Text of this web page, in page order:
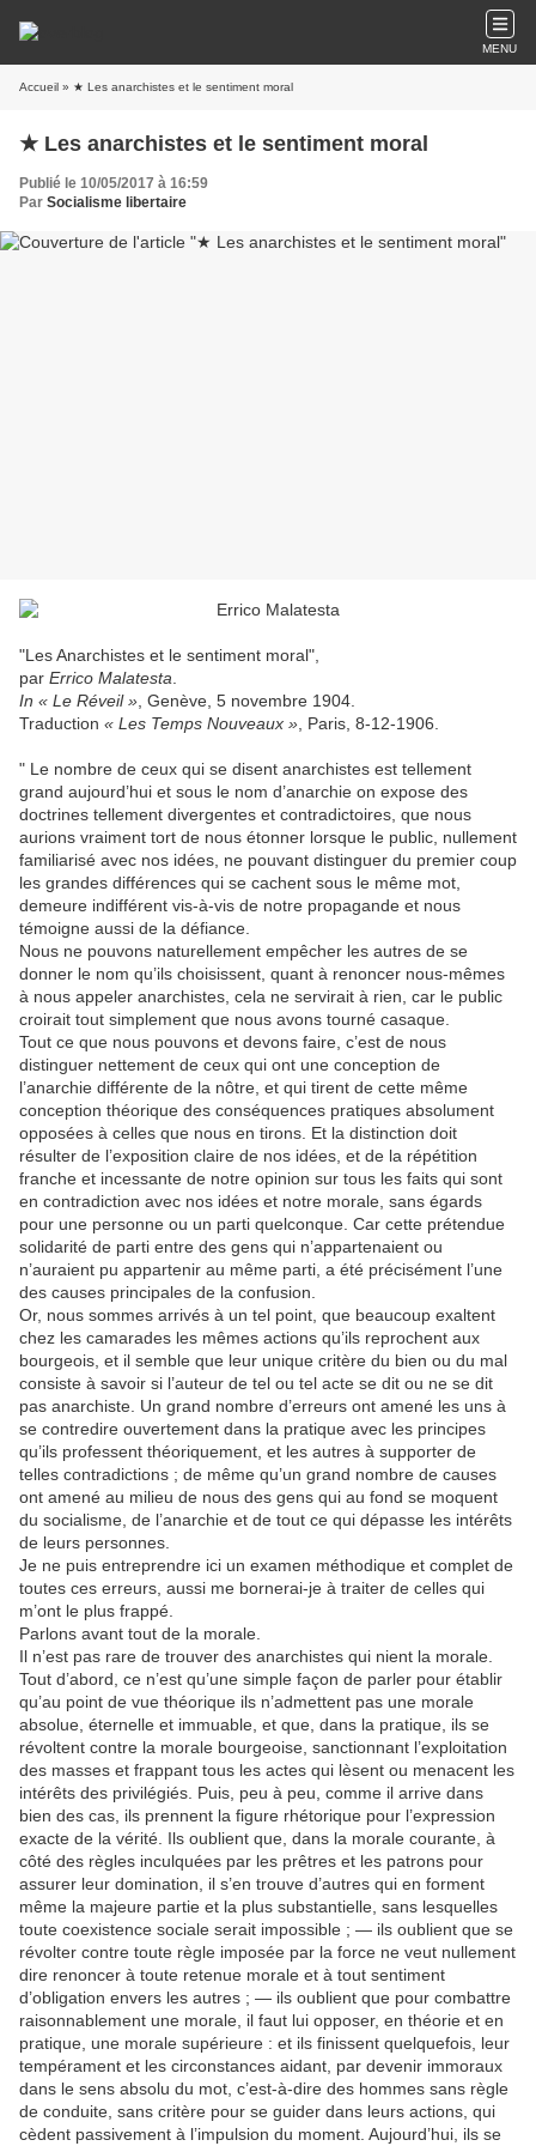
MENU
Accueil » ★ Les anarchistes et le sentiment moral
★ Les anarchistes et le sentiment moral
Publié le 10/05/2017 à 16:59
Par Socialisme libertaire
"Les Anarchistes et le sentiment moral",
par Errico Malatesta
In « Le Réveil » , Genève, 5 novembre 1904.
Traduction « Les Temps Nouveaux » , Paris, 8-12-1906.
" Le nombre de ceux qui se disent anarchistes est tellement
grand aujourd’hui et sous le nom d’anarchie on expose des
doctrines tellement divergentes et contradictoires, que nous
aurions vraiment tort de nous étonner lorsque le public, nullement
familiarisé avec nos idées, ne pouvant distinguer du premier coup
les grandes différences qui se cachent sous le même mot,
demeure indifférent vis-à-vis de notre propagande et nous
témoigne aussi de la défiance.
Nous ne pouvons naturellement empêcher les autres de se
donner le nom qu’ils choisissent, quant à renoncer nous-mêmes
à nous appeler anarchistes, cela ne servirait à rien, car le public
croirait tout simplement que nous avons tourné casaque.
Tout ce que nous pouvons et devons faire, c’est de nous
distinguer nettement de ceux qui ont une conception de
l’anarchie différente de la nôtre, et qui tirent de cette même
conception théorique des conséquences pratiques absolument
opposées à celles que nous en tirons. Et la distinction doit
résulter de l’exposition claire de nos idées, et de la répétition
franche et incessante de notre opinion sur tous les faits qui sont
en contradiction avec nos idées et notre morale, sans égards
pour une personne ou un parti quelconque. Car cette prétendue
solidarité de parti entre des gens qui n’appartenaient ou
n’auraient pu appartenir au même parti, a été précisément l’une
des causes principales de la confusion.
Or, nous sommes arrivés à un tel point, que beaucoup exaltent
chez les camarades les mêmes actions qu’ils reprochent aux
bourgeois, et il semble que leur unique critère du bien ou du mal
consiste à savoir si l’auteur de tel ou tel acte se dit ou ne se dit
pas anarchiste. Un grand nombre d’erreurs ont amené les uns à
se contredire ouvertement dans la pratique avec les principes
qu’ils professent théoriquement, et les autres à supporter de
telles contradictions ; de même qu’un grand nombre de causes
ont amené au milieu de nous des gens qui au fond se moquent
du socialisme, de l’anarchie et de tout ce qui dépasse les intérêts
de leurs personnes.
Je ne puis entreprendre ici un examen méthodique et complet de
toutes ces erreurs, aussi me bornerai-je à traiter de celles qui
m’ont le plus frappé.
Parlons avant tout de la morale.
Il n’est pas rare de trouver des anarchistes qui nient la morale.
Tout d’abord, ce n’est qu’une simple façon de parler pour établir
qu’au point de vue théorique ils n’admettent pas une morale
absolue, éternelle et immuable, et que, dans la pratique, ils se
révoltent contre la morale bourgeoise, sanctionnant l’exploitation
des masses et frappant tous les actes qui lèsent ou menacent les
intérêts des privilégiés. Puis, peu à peu, comme il arrive dans
bien des cas, ils prennent la figure rhétorique pour l’expression
exacte de la vérité. Ils oublient que, dans la morale courante, à
côté des règles inculquées par les prêtres et les patrons pour
assurer leur domination, il s’en trouve d’autres qui en forment
même la majeure partie et la plus substantielle, sans lesquelles
toute coexistence sociale serait impossible ; — ils oublient que se
révolter contre toute règle imposée par la force ne veut nullement
dire renoncer à toute retenue morale et à tout sentiment
d’obligation envers les autres ; — ils oublient que pour combattre
raisonnablement une morale, il faut lui opposer, en théorie et en
pratique, une morale supérieure : et ils finissent quelquefois, leur
tempérament et les circonstances aidant, par devenir immoraux
dans le sens absolu du mot, c’est-à-dire des hommes sans règle
de conduite, sans critère pour se guider dans leurs actions, qui
cèdent passivement à l’impulsion du moment. Aujourd’hui, ils se